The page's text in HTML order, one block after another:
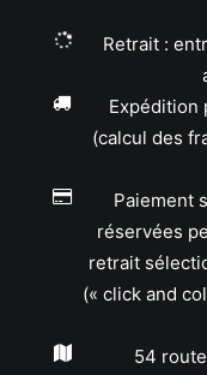
Retrait :
Expédition
(calcul des
Paiement
réservées
retrait
(« click and
54